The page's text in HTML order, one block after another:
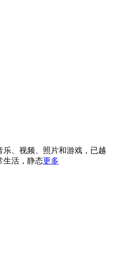
、视频、照片和游戏，已越
生活，静态更多